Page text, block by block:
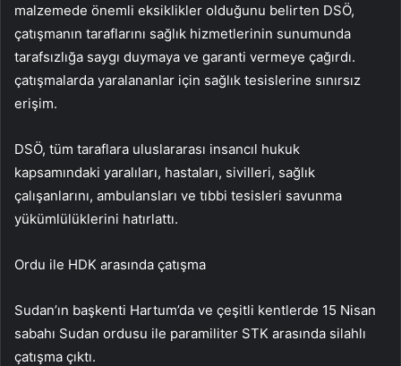
malzemede önemli eksiklikler olduğunu belirten DSÖ,
çatışmanın taraflarını sağlık hizmetlerinin sunumunda
tarafsızlığa saygı duymaya ve garanti vermeye çağırdı.
çatışmalarda yaralananlar için sağlık tesislerine sınırsız
erişim.
DSÖ, tüm taraflara uluslararası insancıl hukuk
kapsamındaki yaralıları, hastaları, sivilleri, sağlık
çalışanlarını, ambulansları ve tıbbi tesisleri savunma
yükümlülüklerini hatırlattı.
Ordu ile HDK arasında çatışma
Sudan’ın başkenti Hartum’da ve çeşitli kentlerde 15 Nisan
sabahı Sudan ordusu ile paramiliter STK arasında silahlı
çatışma çıktı.